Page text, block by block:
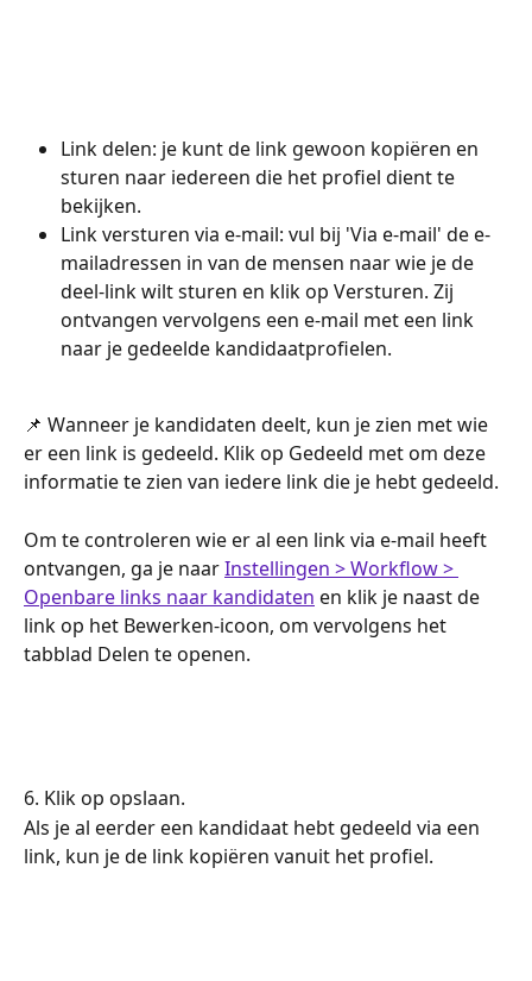
Link delen: je kunt de link gewoon kopiëren en
sturen naar iedereen die het profiel dient te
bekijken.
Link versturen via e-mail: vul bij 'Via e-mail' de e-
mailadressen in van de mensen naar wie je de
deel-link wilt sturen en klik op Versturen. Zij
ontvangen vervolgens een e-mail met een link
naar je gedeelde kandidaatprofielen.
📌 Wanneer je kandidaten deelt, kun je zien met wie
er een link is gedeeld. Klik op Gedeeld met om deze
informatie te zien van iedere link die je hebt gedeeld.
Om te controleren wie er al een link via e-mail heeft
ontvangen, ga je naar Instellingen > Workflow >
Openbare links naar kandidaten en klik je naast de
link op het Bewerken-icoon, om vervolgens het
tabblad Delen te openen.
6. Klik op opslaan.
Als je al eerder een kandidaat hebt gedeeld via een
link, kun je de link kopiëren vanuit het profiel.